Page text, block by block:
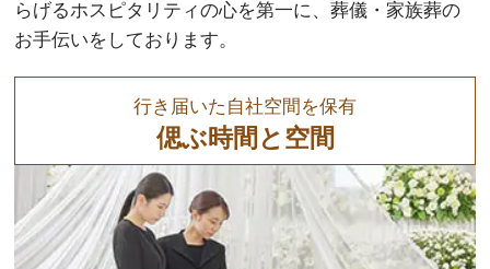
らげるホスピタリティの心を第一に、葬儀・家族葬の
お手伝いをしております。
行き届いた自社空間を保有
偲ぶ時間と空間